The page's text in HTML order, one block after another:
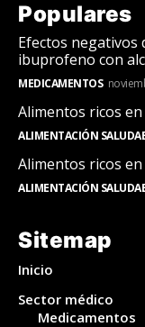
Populares
Efectos negativos
ibuprofeno con
MEDICAMENTOS
Alimentos ricos
ALIMENTACIÓN
Alimentos ricos
ALIMENTACIÓN
Sitemap
Inicio
Sector médico
Medicamentos